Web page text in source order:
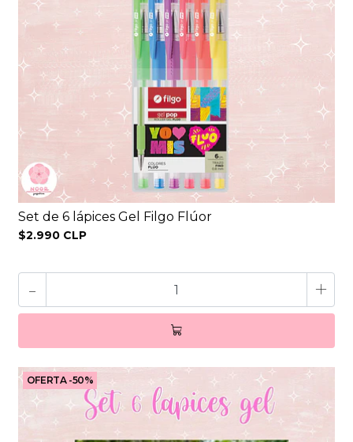
Set de 6 lápices Gel Filgo Flúor
$2.990 CLP
- +
OFERTA -50%